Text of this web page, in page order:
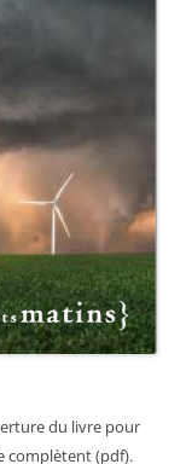
du livre pour
complètent (pdf).